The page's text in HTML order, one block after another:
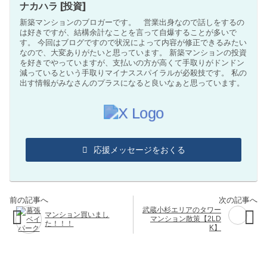
ナカハラ [投資]
新築マンションのブロガーです。 営業出身なので話しをするの
は好きですが、結構余計なことを言って自爆することが多いで
す。 今回はブログですので状況によって内容が修正できるみたい
なので、大変ありがたいと思っています。 新築マンションの投資
を好きでやっていますが、支払いの方が高くて手取りがドンドン
減っているという手取りマイナススパイラルが必殺技です。 私の
出す情報がみなさんのプラスになると良いなぁと思っています。
応援メッセージをおくる
マンション買いまし
た！！！
武蔵小杉エリアのタワー
マンション散策【2LD
K】